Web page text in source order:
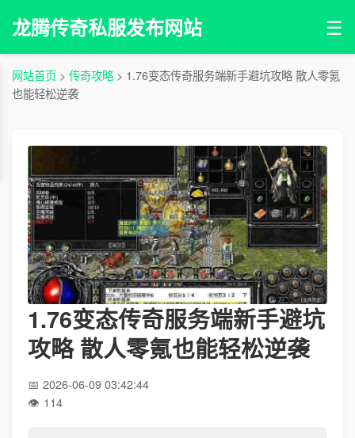
龙腾传奇私服发布网站 ☰
网站首页 > 传奇攻略 > 1.76变态传奇服务端新手避坑攻略 散人零氪
也能轻松逆袭
1.76变态传奇服务端新手避坑
攻略 散人零氪也能轻松逆袭
2026-06-09 03:42:44
114